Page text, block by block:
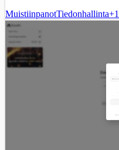
MuistiinpanotTiedonhallinta+1